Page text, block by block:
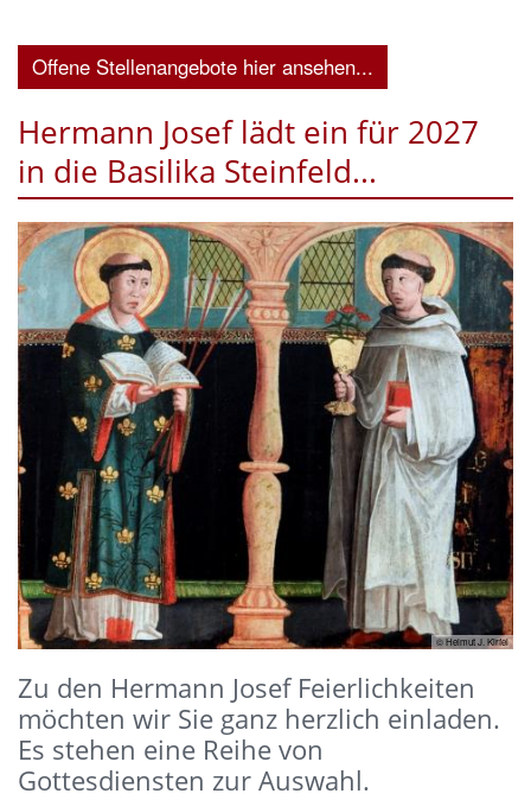
Offene Stellenangebote hier ansehen...
Hermann Josef lädt ein für 2027
in die Basilika Steinfeld...
© Helmut J. Kirfel
Zu den Hermann Josef Feierlichkeiten
möchten wir Sie ganz herzlich einladen.
Es stehen eine Reihe von
Gottesdiensten zur Auswahl.